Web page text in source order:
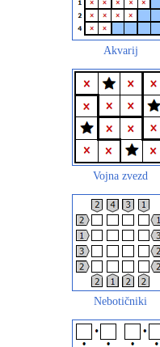
Akvarij
Vojna zvezd
Nebotičniki